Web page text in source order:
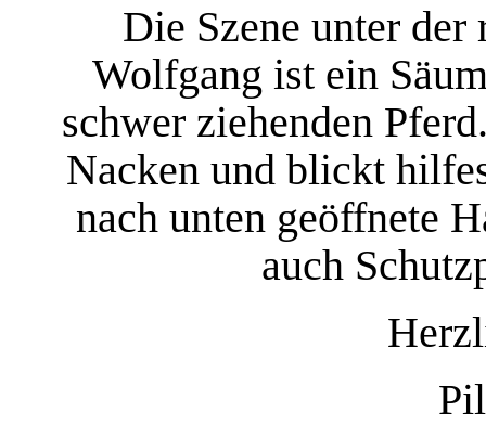
Die Szene unter
Wolfgang ist ein
schwer ziehenden
Nacken und blickt
nach unten geöffnete
auch